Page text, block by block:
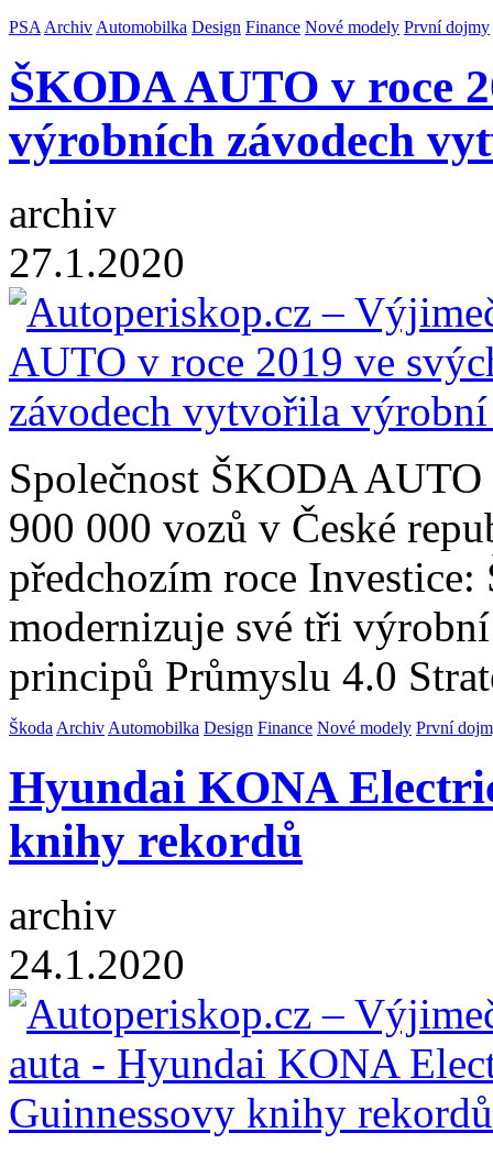
PSA Archiv Automobilka Design Finance Nové modely První dojmy
ŠKODA AUTO v roce
výrobních závodech
archiv
27.1.2020
Společnost ŠKODA
900 000 vozů v České
předchozím roce
modernizuje své tři
principů Průmyslu 4.0
ŠkodaArchivAutomobilka Design Finance Nové modely První
Hyundai KONA
knihy rekordů
archiv
24.1.2020